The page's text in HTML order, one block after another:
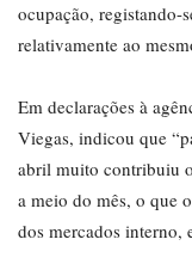
ocupação, registando-
relativamente ao
Em declarações à
Viegas, indicou que
abril muito contribuiu
a meio do mês, o que
dos mercados interno,